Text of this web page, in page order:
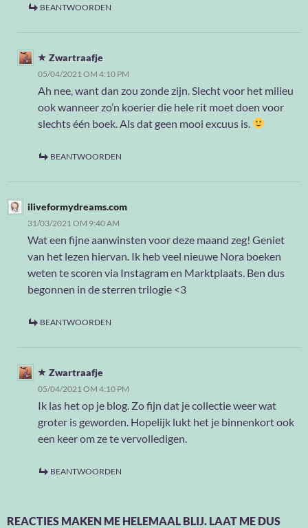
BEANTWOORDEN
Zwartraafje
05/04/2021 OM 4:10 PM
Ah nee, want dan zou zonde zijn. Slecht voor het milieu
ook wanneer zo’n koerier die hele rit moet doen voor
slechts één boek. Als dat geen mooi excuus is.
BEANTWOORDEN
iliveformydreams.com
31/03/2021 OM 9:40 AM
Wat een fijne aanwinsten voor deze maand zeg! Geniet
van het lezen hiervan. Ik heb veel nieuwe Nora boeken
weten te scoren via Instagram en Marktplaats. Ben dus
begonnen in de sterren trilogie <3
BEANTWOORDEN
Zwartraafje
05/04/2021 OM 4:10 PM
Ik las het op je blog. Zo fijn dat je collectie weer wat
groter is geworden. Hopelijk lukt het je binnenkort ook
een keer om ze te vervolledigen.
BEANTWOORDEN
REACTIES MAKEN ME HELEMAAL BLIJ. LAAT ME DUS